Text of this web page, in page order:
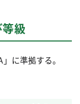
級
に準拠する。